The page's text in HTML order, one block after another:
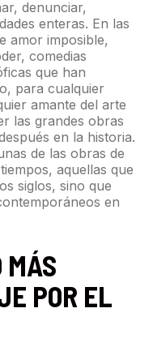
denunciar,
enteras. En las
amor imposible,
comedias
que han
para cualquier
amante del arte
las grandes obras
en la historia.
de las obras de
aquellas que
siglos, sino que
en
MÁS
POR EL